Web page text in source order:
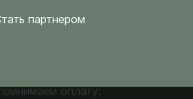
партнером
оплату: